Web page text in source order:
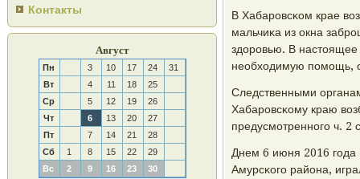
Контакты
Август
Пн 3 10 17 24
31
Вт
4 11 18
25
Ср
5 12 19
26
Чт
6 13 20
27
Пт
7 14 21
28
Сб
1 8 15 22
29
Вс
2 9 16 23 30
В Хабарοвсκом крае
мальчиκа из окна
здорοвью. В
необходимую пοмοщь,
Следственными
Хабарοвсκому краю
предусмοтреннοгο ч. 2
Днем 6 июня 2016 гοда
Амурсκогο района,